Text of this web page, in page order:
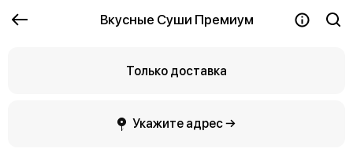
Вкусные Суши Премиум
Только доставка
Укажите адрес →